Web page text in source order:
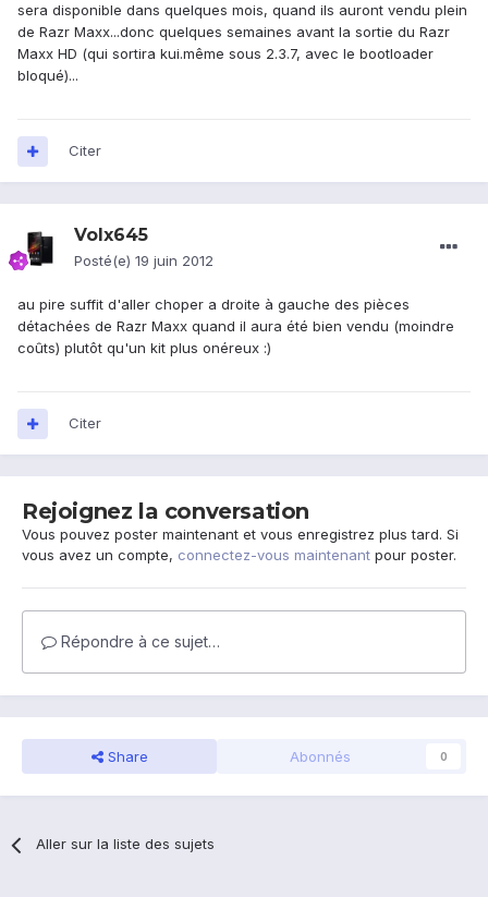
sera disponible dans quelques mois, quand ils auront vendu plein
de Razr Maxx...donc quelques semaines avant la sortie du Razr
Maxx HD (qui sortira kui.même sous 2.3.7, avec le bootloader
bloqué)...
Citer
Volx645
Posté(e) 19 juin 2012
au pire suffit d'aller choper a droite à gauche des pièces
détachées de Razr Maxx quand il aura été bien vendu (moindre
coûts) plutôt qu'un kit plus onéreux :)
Citer
Rejoignez la conversation
Vous pouvez poster maintenant et vous enregistrez plus tard. Si
vous avez un compte, connectez-vous maintenant pour poster.
Répondre à ce sujet…
Share Abonnés 0
Aller sur la liste des sujets